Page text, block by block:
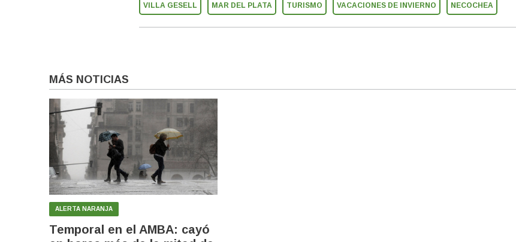
VILLA GESELL MAR DEL PLATA TURISMO VACACIONES DE INVIERNO NECOCHEA
MÁS NOTICIAS
ALERTA NARANJA
Temporal en el AMBA: cayó